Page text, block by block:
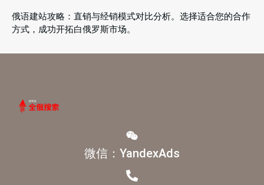
俄语建站攻略：直销与经销模式对比分析。选择适合您的合作
方式，成功开拓白俄罗斯市场。
微信：YandexAds